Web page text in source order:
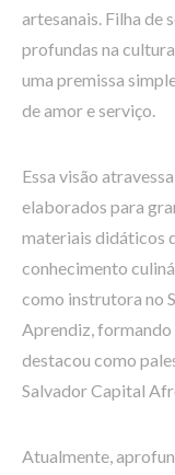
artesanais. Filha de
profundas na
uma premissa
de amor e serviço.
Essa visão
elaborados para
materiais didáticos
conhecimento
como instrutora no
Aprendiz, formando
destacou como
Salvador Capital
Atualmente,